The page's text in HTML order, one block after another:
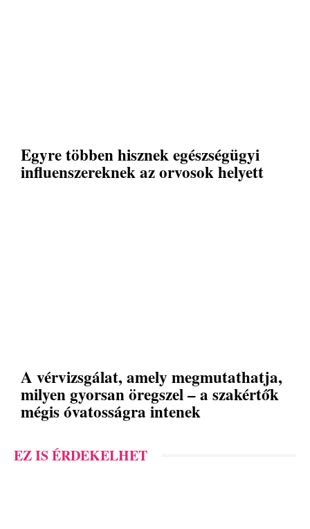
Egyre többen hisznek egészségügyi
influenszereknek az orvosok helyett
A vérvizsgálat, amely megmutathatja,
milyen gyorsan öregszel – a szakértők
mégis óvatosságra intenek
EZ IS ÉRDEKELHET